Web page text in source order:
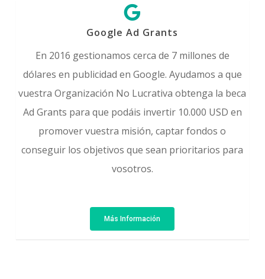
Google Ad Grants
En 2016 gestionamos cerca de 7 millones de
dólares en publicidad en Google. Ayudamos a que
vuestra Organización No Lucrativa obtenga la beca
Ad Grants para que podáis invertir 10.000 USD en
promover vuestra misión, captar fondos o
conseguir los objetivos que sean prioritarios para
vosotros.
Más Información